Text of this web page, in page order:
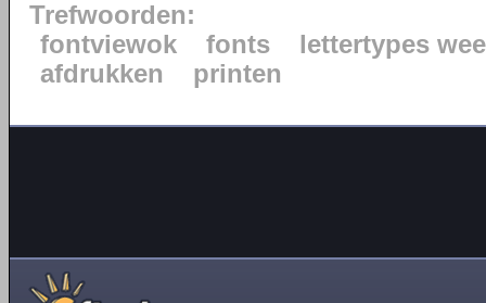
Trefwoorden:
fontviewok
fonts
lettertypes
afdrukken
printen